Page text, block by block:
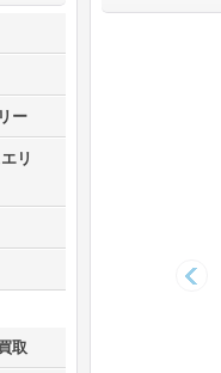
ー
リ
取